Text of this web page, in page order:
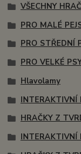
VŠECHNY
PRO MALÉ
PRO STŘEDNÍ
PRO VELKÉ
Hlavolamy
INTERAKTIVNÍ
HRAČKY Z
INTERAKTIVNÍ